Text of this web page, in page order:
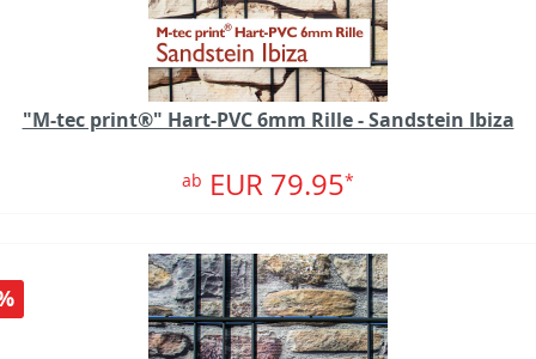
"M-tec print®" Hart-PVC 6mm Rille - Sandstein Ibiza
ab EUR 79.95*